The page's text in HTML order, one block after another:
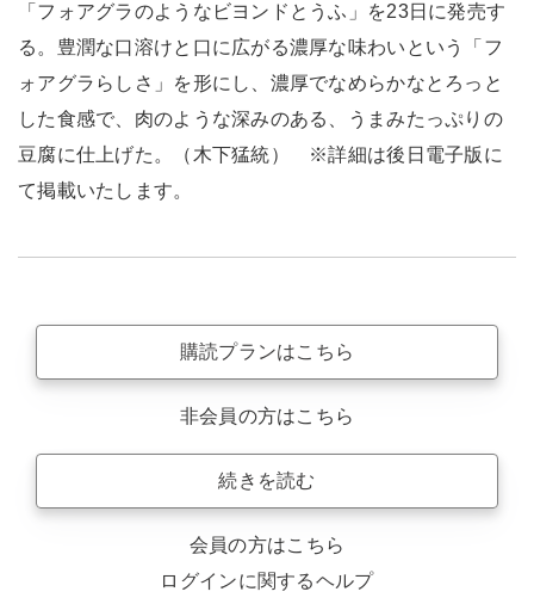
「フォアグラのようなビヨンドとうふ」を23日に発売す
る。豊潤な口溶けと口に広がる濃厚な味わいという「フ
ォアグラらしさ」を形にし、濃厚でなめらかなとろっと
した食感で、肉のような深みのある、うまみたっぷりの
豆腐に仕上げた。（木下猛統） ※詳細は後日電子版に
て掲載いたします。
購読プランはこちら
非会員の方はこちら
続きを読む
会員の方はこちら
ログインに関するヘルプ